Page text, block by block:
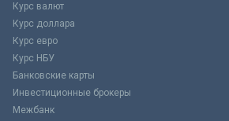
Курс валют
Курс доллара
Курс евро
Курс НБУ
Банковские карты
Инвестиционные брокеры
Межбанк